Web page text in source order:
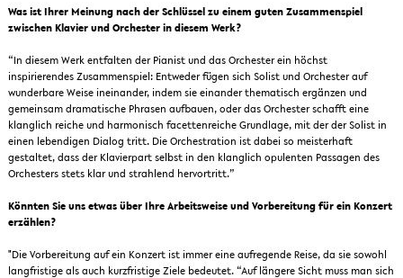
Was ist Ihrer Meinung nach der Schlüssel zu einem guten Zusammenspiel
zwischen Klavier und Orchester in diesem Werk?
“In diesem Werk entfalten der Pianist und das Orchester ein höchst
inspirierendes Zusammenspiel: Entweder fügen sich Solist und Orchester auf
wunderbare Weise ineinander, indem sie einander thematisch ergänzen und
gemeinsam dramatische Phrasen aufbauen, oder das Orchester schafft eine
klanglich reiche und harmonisch facettenreiche Grundlage, mit der der Solist in
einen lebendigen Dialog tritt. Die Orchestration ist dabei so meisterhaft
gestaltet, dass der Klavierpart selbst in den klanglich opulenten Passagen des
Orchesters stets klar und strahlend hervortritt.”
Könnten Sie uns etwas über Ihre Arbeitsweise und Vorbereitung für ein Konzert
erzählen?
"Die Vorbereitung auf ein Konzert ist immer eine aufregende Reise, da sie sowohl
langfristige als auch kurzfristige Ziele bedeutet. “Auf längere Sicht muss man sich